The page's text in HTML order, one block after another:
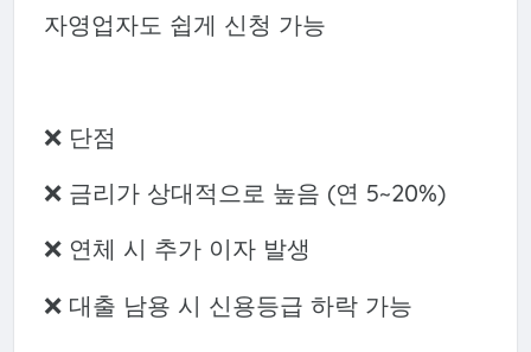
자영업자도 쉽게 신청 가능
❌ 단점
❌ 금리가 상대적으로 높음 (연 5~20%)
❌ 연체 시 추가 이자 발생
❌ 대출 남용 시 신용등급 하락 가능